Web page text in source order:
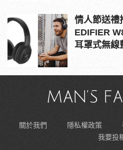
情人節送禮
EDIFIER
耳罩式無線
關於我們 隱私權政策
我要投